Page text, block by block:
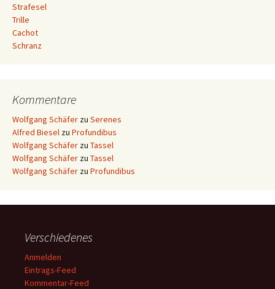
Strafesel
Trille
Cachot
Schranz
Kommentare
Wolfgang Schäfer zu Serenes
Alfred Biesel zu Profundibus
Wolfgang Schäfer zu Tassel
Wolfgang Schäfer zu Tassel
Wolfgang Schäfer zu Profundibus
Verschiedenes
Anmelden
Eintrags-Feed
Kommentar-Feed